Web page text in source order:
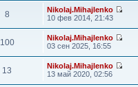
8
Nikolaj.Mihajlenko
10 фев 2014, 21:43
100
Nikolaj.Mihajlenko
03 сен 2025, 16:55
13
Nikolaj.Mihajlenko
13 май 2020, 02:56